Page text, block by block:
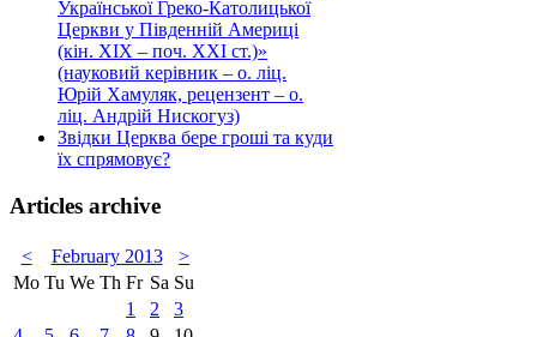
Української Греко-Католицької
Церкви у Південній Америці
(кін. ХІХ – поч. ХХІ ст.)»
(науковий керівник – о. ліц.
Юрій Хамуляк, рецензент – о.
ліц. Андрій Нискогуз)
Звідки Церква бере гроші та куди
їх спрямовує?
Articles archive
< February 2013
>
Mo Tu We Th Fr Sa Su
1
2
3